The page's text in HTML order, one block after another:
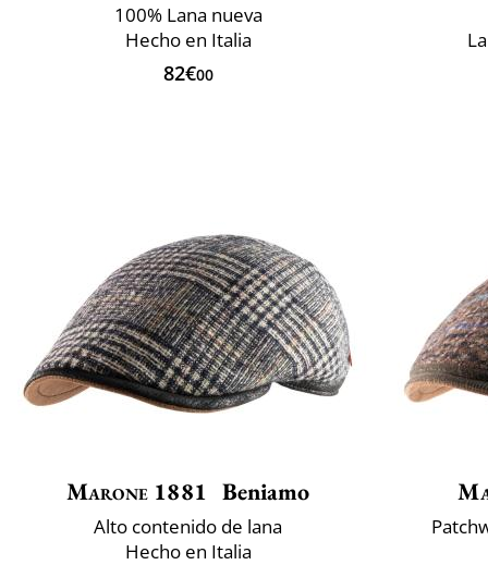
100% Lana nueva
Hecho en Italia
82€00
Marone 1881 Beniamo
Alto contenido de lana
Hecho en Italia